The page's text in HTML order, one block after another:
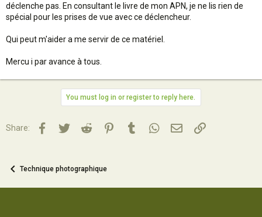
déclenche pas. En consultant le livre de mon APN, je ne lis rien de
spécial pour les prises de vue avec ce déclencheur.
Qui peut m'aider a me servir de ce matériel.
Mercu i par avance à tous.
You must log in or register to reply here.
Share: Facebook
TwitterReddit PinterestTumblrWhatsApp
Email Lien
Technique photographique